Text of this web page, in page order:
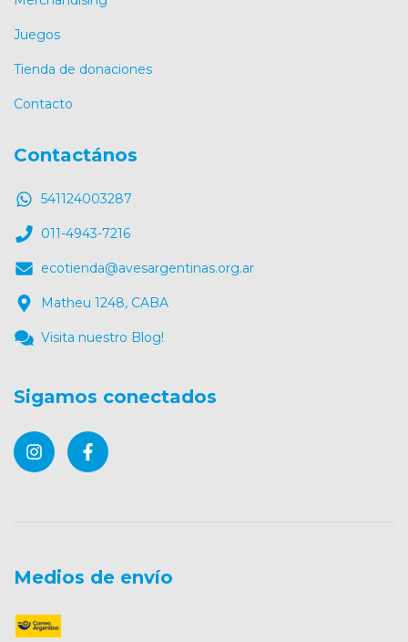
Juegos
Tienda de donaciones
Contacto
Contactános
541124003287
011-4943-7216
ecotienda@avesargentinas.org.ar
Matheu 1248, CABA
Visita nuestro Blog!
Sigamos conectados
Medios de envío